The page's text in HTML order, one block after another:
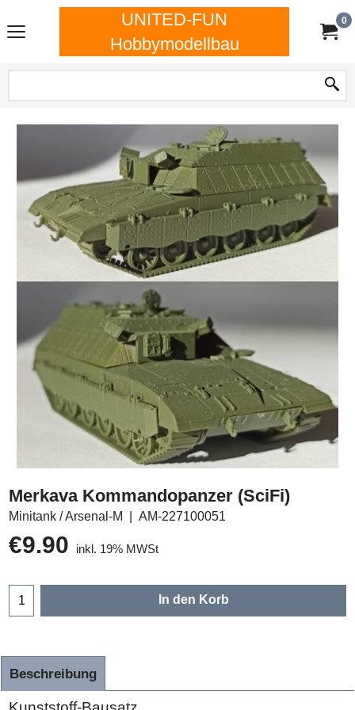
UNITED-FUN
Hobbymodellbau
0
Merkava Kommandopanzer (SciFi)
Minitank / Arsenal-M AM-227100051
€9.90 inkl. 19% MWSt
In den Korb
Beschreibung